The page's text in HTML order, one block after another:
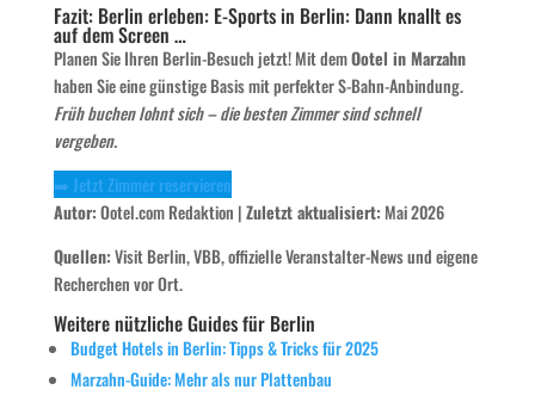
Fazit: Berlin erleben: E-Sports in Berlin: Dann knallt es
auf dem Screen …
Planen Sie Ihren Berlin-Besuch jetzt! Mit demOotel in Marzahn
haben Sie eine günstige Basis mit perfekter S-Bahn-Anbindung.
Früh buchen lohnt sich – die besten Zimmer sind schnell
vergeben.
➡️ Jetzt Zimmer reservieren
Autor:Ootel.com Redaktion |Zuletzt aktualisiert: Mai 2026
Quellen:Visit Berlin, VBB, offizielle Veranstalter-News und eigene
Recherchen vor Ort.
Weitere nützliche Guides für Berlin
Budget Hotels in Berlin: Tipps & Tricks für 2025
Marzahn-Guide: Mehr als nur Plattenbau